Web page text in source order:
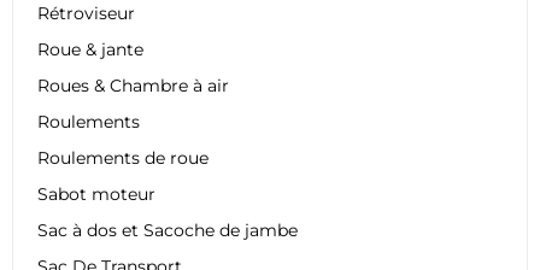
Rétroviseur
Roue & jante
Roues & Chambre à air
Roulements
Roulements de roue
Sabot moteur
Sac à dos et Sacoche de jambe